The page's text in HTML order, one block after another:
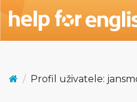
Profil uživatele: